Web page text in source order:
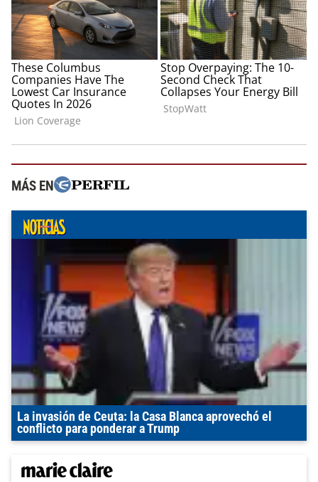
MÁS EN
La invasión de Ceuta: la Casa Blanca aprovechó el
conflicto para ponderar a Trump